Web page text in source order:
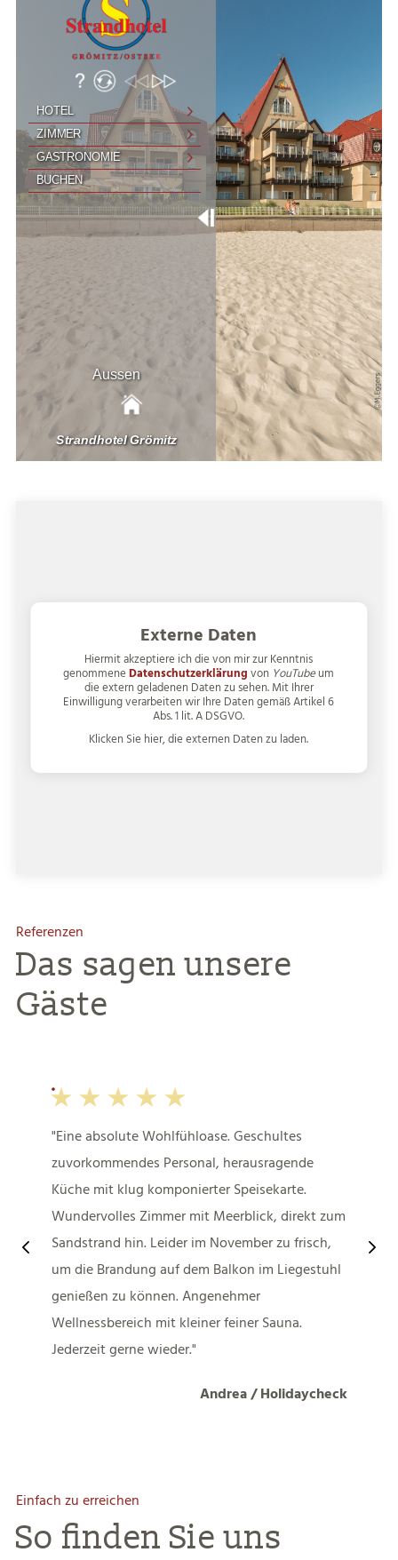
Externe Daten
Hiermit akzeptiere ich die von mir zur Kenntnis
genommeneDatenschutzerklärung von YouTubeum
die extern geladenen Daten zu sehen. Mit Ihrer
Einwilligung verarbeiten wir Ihre Daten gemäß Artikel 6
Abs. 1 lit. A DSGVO.
Klicken Sie hier, die externen Daten zu laden.
Referenzen
Das sagen unsere
Gäste
Eine absolute Wohlfühloase. Geschultes
zuvorkommendes Personal, herausragende
Küche mit klug komponierter Speisekarte.
Wundervolles Zimmer mit Meerblick, direkt zum
Sandstrand hin. Leider im November zu frisch,
um die Brandung auf dem Balkon im Liegestuhl
genießen zu können. Angenehmer
Wellnessbereich mit kleiner feiner Sauna.
Jederzeit gerne wieder.
Andrea / Holidaycheck
Einfach zu erreichen
So finden Sie uns